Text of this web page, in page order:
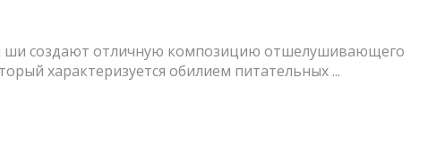
ши создают отличную композицию отшелушивающего
характеризуется обилием питательных ...